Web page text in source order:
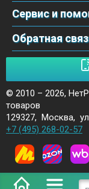
Сервис и
Обратная
© 2010 – 2026,
товаров
129327, Москва,
+7 (495) 268-02-57